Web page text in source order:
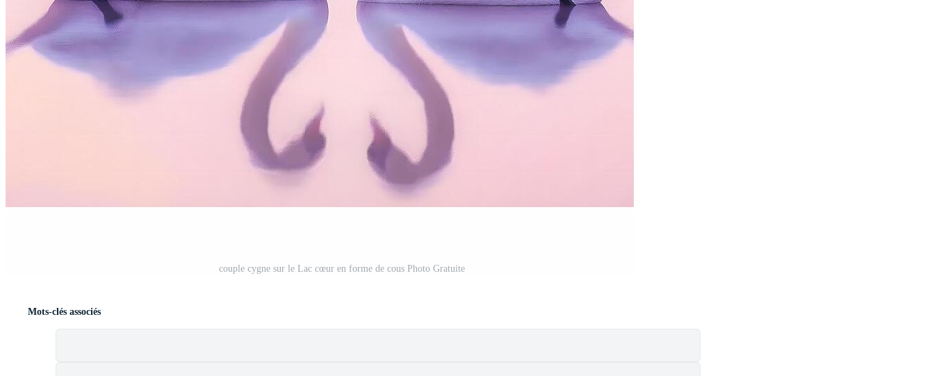
couple cygne sur le Lac cœur en forme de cous Photo Gratuite
Mots-clés associés